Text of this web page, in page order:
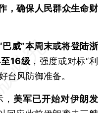
，确保人民群众生命财
巴威”本周末或将登陆浙
16级 ，强度或对标“利
台风防御准备。
美军已开始对伊朗发